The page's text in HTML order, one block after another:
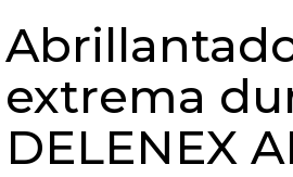
extrema
DELENEX